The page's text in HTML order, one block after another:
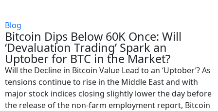
Blog
Bitcoin Dips Below 60K Once: Will
‘Devaluation Trading’ Spark an
Uptober for BTC in the Market?
Will the Decline in Bitcoin Value Lead to an ‘Uptober’? As
tensions continue to rise in the Middle East and with
major stock indices closing slightly lower the day before
the release of the non-farm employment report, Bitcoin